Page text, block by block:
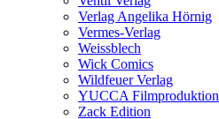
Verlag Angelika Hörnig
Vermes-Verlag
Weissblech
Wick Comics
Wildfeuer Verlag
YUCCA Filmproduktion
Zack Edition